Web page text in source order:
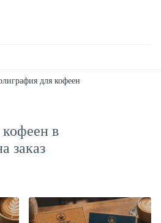
для кофеен
в
заказ